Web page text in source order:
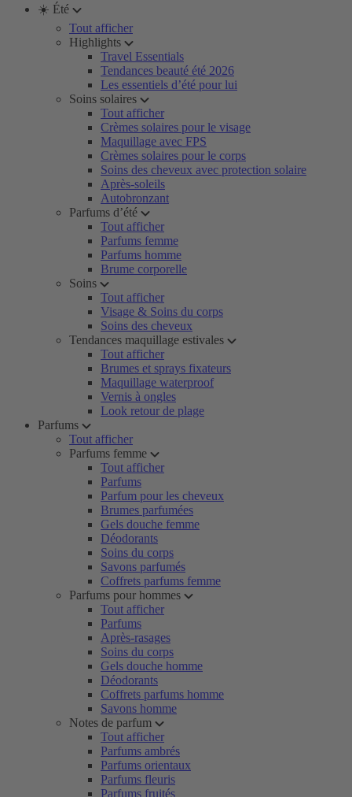
☀️ Été
Tout afficher
Highlights
Travel Essentials
Tendances beauté été 2026
Les essentiels d’été pour lui
Soins solaires
Tout afficher
Crèmes solaires pour le visage
Maquillage avec FPS
Crèmes solaires pour le corps
Soins des cheveux avec protection solaire
Après-soleils
Autobronzant
Parfums d’été
Tout afficher
Parfums femme
Parfums homme
Brume corporelle
Soins
Tout afficher
Visage & Soins du corps
Soins des cheveux
Tendances maquillage estivales
Tout afficher
Brumes et sprays fixateurs
Maquillage waterproof
Vernis à ongles
Look retour de plage
Parfums
Tout afficher
Parfums femme
Tout afficher
Parfums
Parfum pour les cheveux
Brumes parfumées
Gels douche femme
Déodorants
Soins du corps
Savons parfumés
Coffrets parfums femme
Parfums pour hommes
Tout afficher
Parfums
Après-rasages
Soins du corps
Gels douche homme
Déodorants
Coffrets parfums homme
Savons homme
Notes de parfum
Tout afficher
Parfums ambrés
Parfums orientaux
Parfums fleuris
Parfums fruités